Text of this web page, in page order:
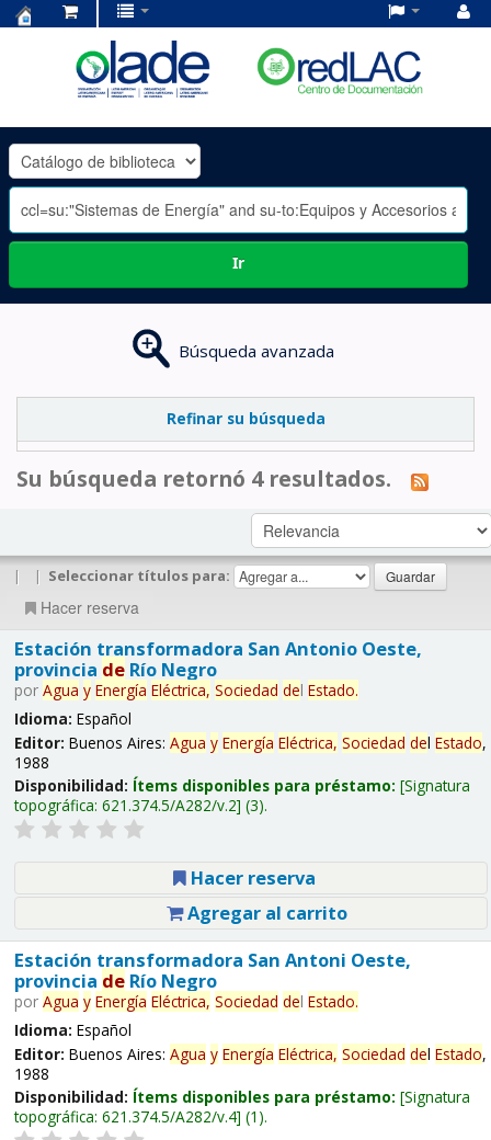
OLADE
-
Ir
Búsqueda avanzada
Refinar su búsqueda
Su búsqueda retornó 4 resultados.
| | Seleccionar títulos para:
Hacer reserva
Estación transformadora San Antonio Oeste,
provincia deRío Negro
por Agua y Energía Eléctrica, Sociedad del Estado.
Idioma: Español
Editor: Buenos Aires: Agua y Energía Eléctrica, Sociedad del Estado,
1988
Disponibilidad: Ítems disponibles para préstamo: Signatura
topográfica: 621.374.5/A282/v.2 (3).
Hacer reserva
Agregar al carrito
Estación transformadora San Antoni Oeste,
provincia deRío Negro
por Agua y Energía Eléctrica, Sociedad del Estado.
Idioma: Español
Editor: Buenos Aires: Agua y Energía Eléctrica, Sociedad del Estado,
1988
Disponibilidad: Ítems disponibles para préstamo: Signatura
topográfica: 621.374.5/A282/v.4 (1).